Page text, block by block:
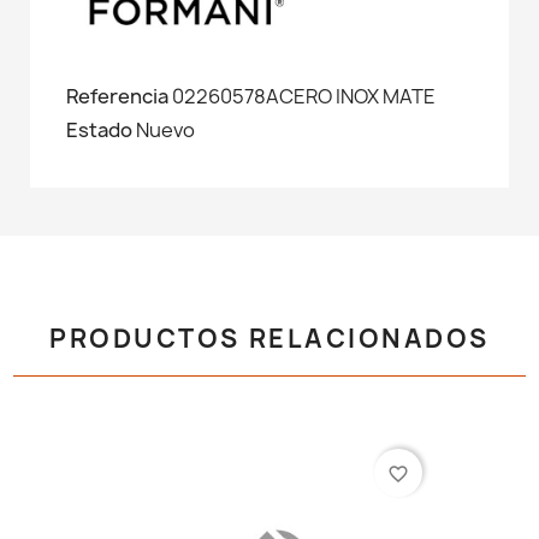
Referencia02260578ACERO INOX MATE
EstadoNuevo
PRODUCTOS RELACIONADOS
favorite_border